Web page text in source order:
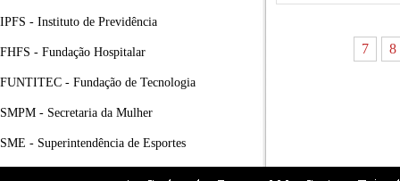
IPFS - Instituto de Previdência
FHFS - Fundação Hospitalar
FUNTITEC - Fundação de Tecnologia
SMPM - Secretaria da Mulher
SME - Superintendência de Esportes
7 8